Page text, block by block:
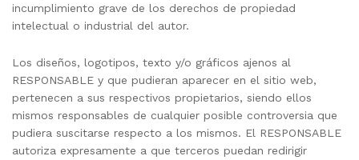
incumplimiento grave de los derechos de propiedad
intelectual o industrial del autor.
Los diseños, logotipos, texto y/o gráficos ajenos al
RESPONSABLE y que pudieran aparecer en el sitio web,
pertenecen a sus respectivos propietarios, siendo ellos
mismos responsables de cualquier posible controversia que
pudiera suscitarse respecto a los mismos. El RESPONSABLE
autoriza expresamente a que terceros puedan redirigir